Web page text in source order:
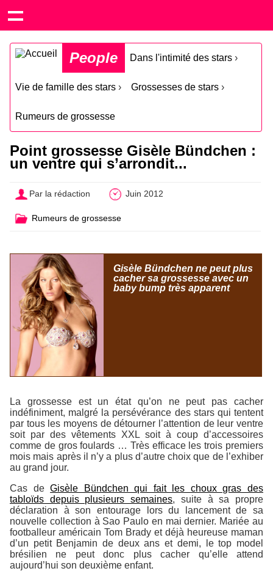
People Dans l'intimité des stars ›
Vie de famille des stars › Grossesses de stars ›
Rumeurs de grossesse
Point grossesse Gisèle Bündchen :
un ventre qui s’arrondit...
Par la rédaction Juin 2012
Rumeurs de grossesse
Gisèle Bündchen ne peut plus
cacher sa grossesse avec un
baby bump très apparent
La grossesse est un état qu’on ne peut pas cacher
indéfiniment, malgré la persévérance des stars qui tentent
par tous les moyens de détourner l’attention de leur ventre
soit par des vêtements XXL soit à coup d’accessoires
comme de gros foulards … Très efficace les trois premiers
mois mais après il n’y a plus d’autre choix que de l’exhiber
au grand jour.
Cas deGisèle Bündchen qui fait les choux gras des
tabloïds depuis plusieurs semaines, suite à sa propre
déclaration à son entourage lors du lancement de sa
nouvelle collection à Sao Paulo en mai dernier. Mariée au
footballeur américain Tom Brady et déjà heureuse maman
d’un petit Benjamin de deux ans et demi, le top model
brésilien ne peut donc plus cacher qu’elle attend
aujourd’hui son deuxième enfant.